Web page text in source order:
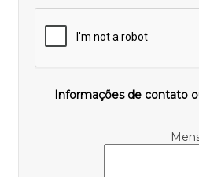
Informações de contato